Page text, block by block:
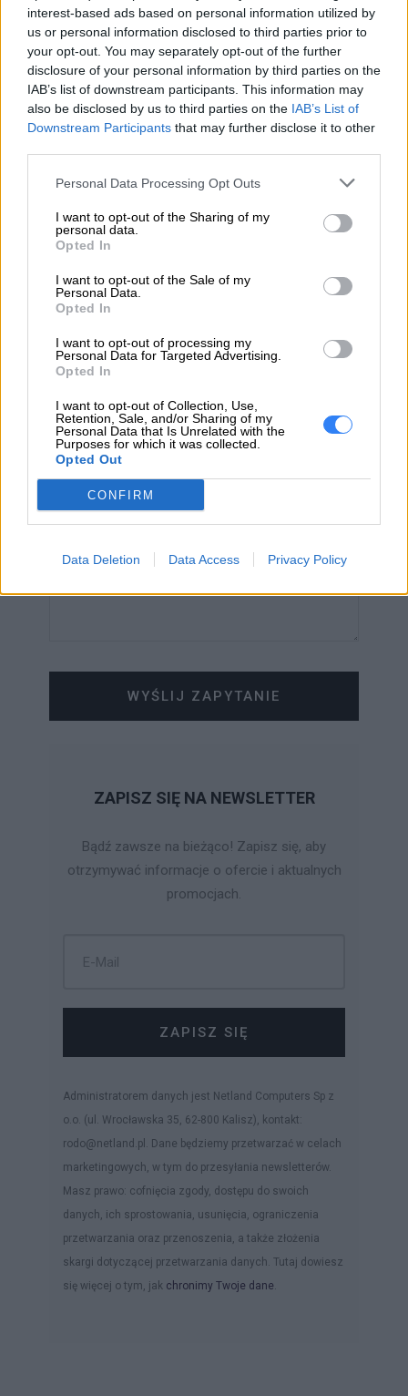
interest-based ads based on personal information utilized by
us or personal information disclosed to third parties prior to
your opt-out. You may separately opt-out of the further
disclosure of your personal information by third parties on the
IAB’s list of downstream participants. This information may
also be disclosed by us to third parties on the IAB’s List of
Downstream Participants that may further disclose it to other
Personal Data Processing Opt Outs
I want to opt-out of the Sharing of my
personal data.
Opted In
I want to opt-out of the Sale of my
Personal Data.
Opted In
I want to opt-out of processing my
Personal Data for Targeted Advertising.
Opted In
I want to opt-out of Collection, Use,
Retention, Sale, and/or Sharing of my
Personal Data that Is Unrelated with the
Purposes for which it was collected.
Opted Out
CONFIRM
Data Deletion Data Access Privacy Policy
https://lenovo.com
Pomoc
techniczna
https://support.lenovo.com/pl/pl/
ZAPYTAJ O PRODUKT
Zapytanie o "Bateria Lenovo 3-cell 24WH
EMAIL
WIADOMOŚĆ
WYŚLIJ ZAPYTANIE
ZAPISZ SIĘ NA NEWSLETTER
Bądź zawsze na bieżąco! Zapisz się, aby
otrzymywać informacje o ofercie i aktualnych
promocjach.
ZAPISZ SIĘ
Administratorem danych jest Netland Computers Sp z
o.o. (ul. Wrocławska 35, 62-800 Kalisz), kontakt:
rodo@netland.pl. Dane będziemy przetwarzać w celach
marketingowych, w tym do przesyłania newsletterów.
Masz prawo: cofnięcia zgody, dostępu do swoich
danych, ich sprostowania, usunięcia, ograniczenia
przetwarzania oraz przenoszenia, a także złożenia
skargi dotyczącej przetwarzania danych. Tutaj dowiesz
się więcej o tym, jak chronimy Twoje dane.